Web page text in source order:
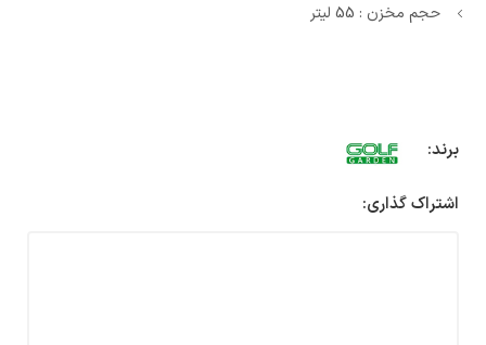
حجم مخزن : 55 لیتر
برند:
اشتراک گذاری: